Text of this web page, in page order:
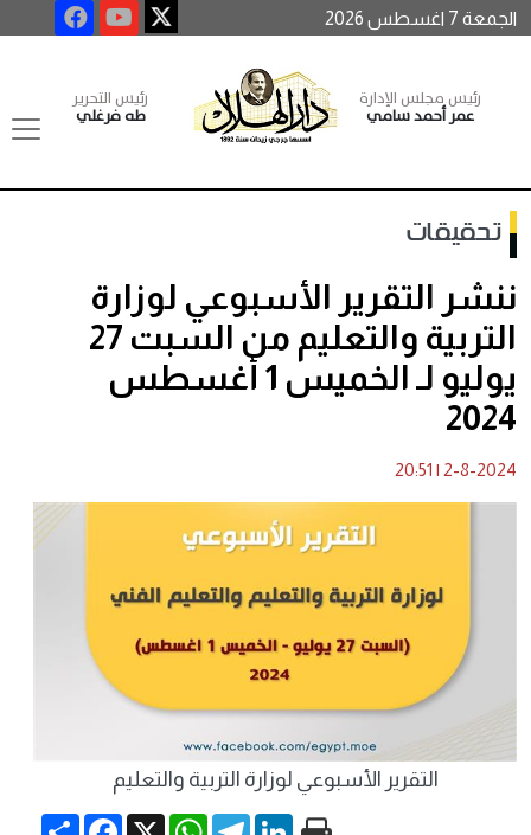
الجمعة 7 اغسطس 2026
رئيس مجلس الإدارة
عمر أحمد سامي
رئيس التحرير
طه فرغلي
تحقيقات
ننشر التقرير الأسبوعي لوزارة
التربية والتعليم من السبت 27
يوليو لـ الخميس 1 أغسطس
2024
2-8-2024
|
20:51
التقرير الأسبوعي لوزارة التربية والتعليم
Share
Facebook X
WhatsApp
TelegramLinkedIn